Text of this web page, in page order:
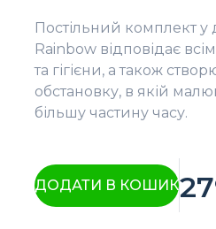
Постільний комплект у
Rainbow відповідає
та гігієни, а також
обстановку, в якій
більшу частину часу.
ДОДАТИ В КОШИК